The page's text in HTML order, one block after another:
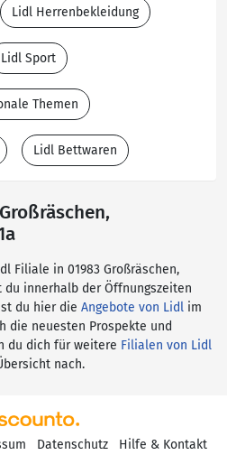
Lidl Herrenbekleidung
Lidl Sport
Themen
Lidl Bettwaren
Filiale in 01983 Großräschen,
du innerhalb der Öffnungszeiten
du hier die Angebote von Lidl im
die neuesten Prospekte und
du dich für weitere Filialen von Lidl
nach.
Datenschutz Hilfe & Kontakt